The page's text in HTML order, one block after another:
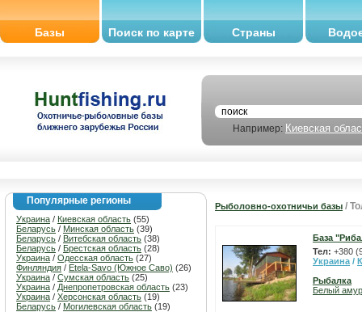
Базы Поиск по карте Страны
Например: Киевская
Популярные регионы
Украина / Киевская область (55)
Беларусь / Минская область (39)
Беларусь / Витебская область (38)
Беларусь / Брестская область (28)
Украина / Одесская область (27)
Финляндия / Etela-Savo (Южное Саво) (26)
Украина / Сумская область (25)
Украина / Днепропетровская область (23)
Украина / Херсонская область (19)
Беларусь / Могилевская область (19)
Рыболовно-охотничьи базы /
База
Тел: +380
Украина /
Рыбалка
Белый амур